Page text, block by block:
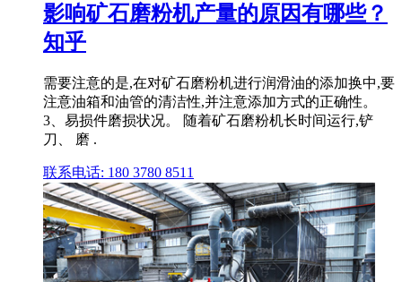
影响矿石磨粉机产量的原因有哪些？
知乎
需要注意的是,在对矿石磨粉机进行润滑油的添加换中,要
注意油箱和油管的清洁性,并注意添加方式的正确性。
3、易损件磨损状况。 随着矿石磨粉机长时间运行,铲
刀、 磨 .
联系电话: 180 3780 8511